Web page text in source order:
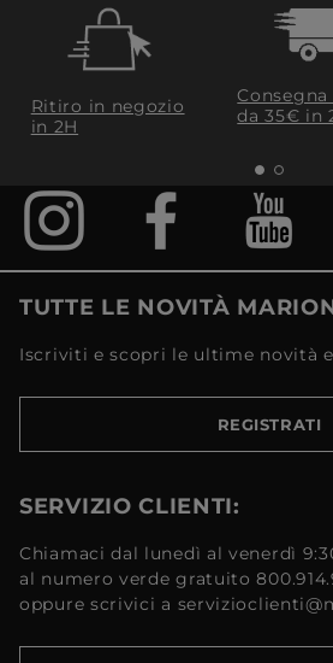
Ritiro in negozio
in 2H
da 35€​ in
TUTTE LE NOVITÀ
Iscriviti e scopri le ultime novità
REGISTRATI
SERVIZIO CLIENTI:
Chiamaci dal lunedì al venerdì
al numero verde gratuito
oppure scrivici a